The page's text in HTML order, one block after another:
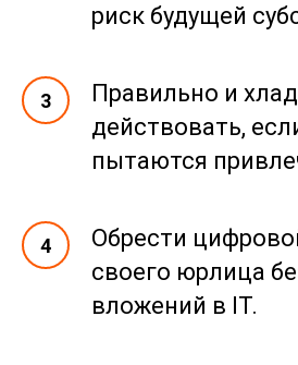
риск будущей
Правильно и
действовать,
пытаются
Обрести
своего юрлица
вложений в IT.